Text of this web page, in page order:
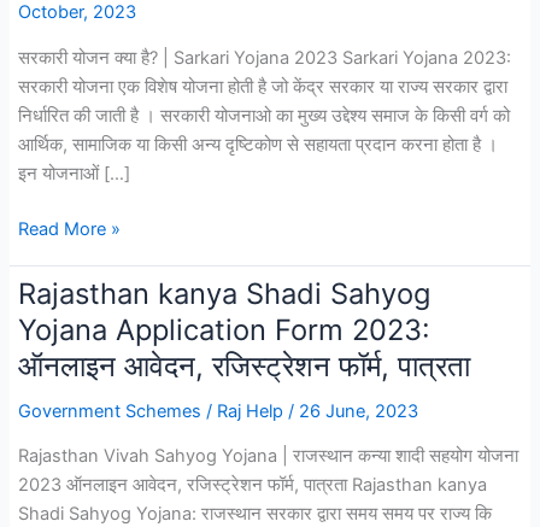
October, 2023
सरकारी योजन क्या है? | Sarkari Yojana 2023 Sarkari Yojana 2023:
सरकारी योजना एक विशेष योजना होती है जो केंद्र सरकार या राज्य सरकार द्वारा
निर्धारित की जाती है । सरकारी योजनाओ का मुख्य उद्देश्य समाज के किसी वर्ग को
आर्थिक, सामाजिक या किसी अन्य दृष्टिकोण से सहायता प्रदान करना होता है ।
इन योजनाओं […]
सरकारी
क्या
है?
Sarkari
Yojana
Read More »
Rajasthan kanya Shadi Sahyog
Yojana Application Form 2023:
ऑनलाइन आवेदन, रजिस्ट्रेशन फॉर्म, पात्रता
Government Schemes / Raj Help / 26 June, 2023
Rajasthan Vivah Sahyog Yojana | राजस्थान कन्या शादी सहयोग योजना
2023 ऑनलाइन आवेदन, रजिस्ट्रेशन फॉर्म, पात्रता Rajasthan kanya
Shadi Sahyog Yojana: राजस्थान सरकार द्वारा समय समय पर राज्य कि